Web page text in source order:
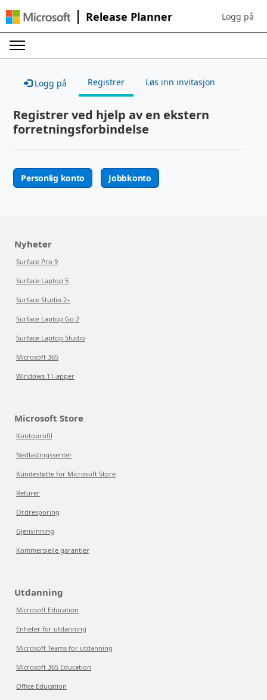
Release Planner Sign in to
Logg på
Logg på Registrer Løs inn invitasjon
Registrer ved hjelp av en ekstern
forretningsforbindelse
Personlig konto Jobbkonto
Nyheter
Surface Pro 9
Surface Laptop 5
Surface Studio 2+
Surface Laptop Go 2
Surface Laptop Studio
Microsoft 365
Windows 11-apper
Microsoft Store
Kontoprofil
Nedlastingssenter
Kundestøtte for Microsoft Store
Returer
Ordresporing
Gjenvinning
Kommersielle garantier
Utdanning
Microsoft Education
Enheter for utdanning
Microsoft Teams for utdanning
Microsoft 365 Education
Office Education